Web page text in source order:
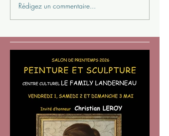
Rédigez un commentaire...